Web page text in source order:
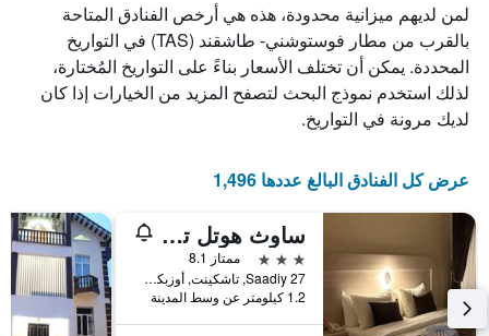
لمن لديهم ميزانية محدودة، هذه هي أرخص الفنادق المتاحة
بالقرب من مطار فوستوشني- طاشقند (TAS) في التواريخ
المحددة. يمكن أن تختلف الأسعار بناءً على التواريخ المُختارة،
لذلك استخدم نموذج البحث لتصفح المزيد من الخيارات إذا كان
لديك مرونة في التواريخ.
عرض كل الفنادق البالغ عددها 1,496
ساوث هوتل تاشكينت
3 نجوم
ممتاز 8.1
27 Saadiy, تاشكينت, أوزبكستان
1.2 كيلومتر عن وسط المدينة